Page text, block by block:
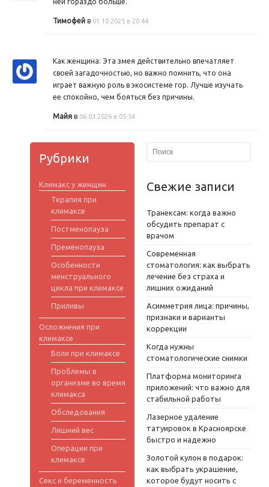
ней гораздо больше.
Тимофей в 01.10.2025 в 20:44
Как женщина: Эта змея действительно впечатляет
своей загадочностью, но важно помнить, что она
играет важную роль в экосистеме гор. Лучше изучать
ее спокойно, чем бояться без причины.
Майя в 06.03.2026 в 05:54
Рубрики
Климакс у женщин
Терапия при
климаксе
Постменопауза
Пременопауза
Особенности
менструального
цикла при климаксе
Приливы
Осложнения при
климаксе
Боли при климаксе
Проблемы в
организме во время
климакса
Обследования
Лишний вес
Операции при
климаксе
Секс и беременность
Свежие записи
Транексам: когда важно
обсудить препарат с
врачом
Современная
стоматология: как выбрать
лечение без страха и
лишних ожиданий
Асимметрия лица: причины,
признаки и варианты
коррекции
Когда нужны
стоматологические снимки
Платформа мониторинга
приложений: что важно для
стабильной работы
Лазерное удаление
татуировок в Красноярске
быстро и надежно
Золотой кулон в подарок:
как выбрать украшение,
которое будут носить с